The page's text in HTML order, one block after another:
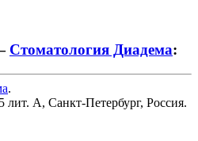
Стоматология Диадема:
.
лит. А, Санкт-Петербург, Россия.